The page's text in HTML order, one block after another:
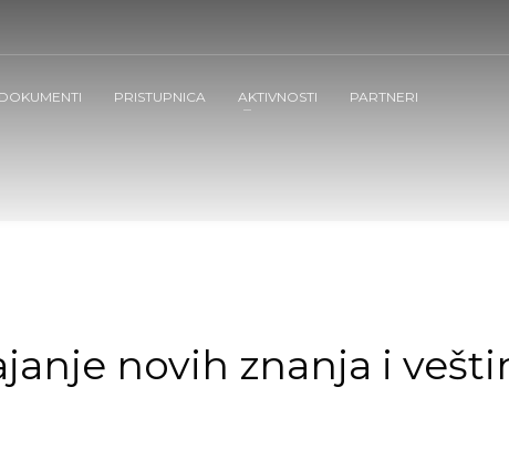
DOKUMENTI PRISTUPNICA AKTIVNOSTI PARTNERI
novih znanja i